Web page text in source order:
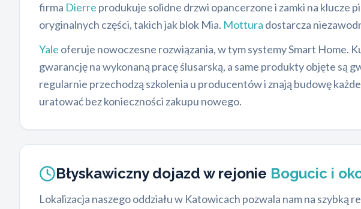
firma Dierre produkuje solidne drzwi opancerzone i zamki na klucze
oryginalnych części, takich jak blok Mia. Mottura dostarcza
Yale oferuje nowoczesne rozwiązania, w tym systemy Smart Home.
gwarancję na wykonaną pracę ślusarską, a same produkty objęte są
regularnie przechodzą szkolenia u producentów i znają budowę
uratować bez konieczności zakupu nowego.
Błyskawiczny dojazd w rejonie Bogucic i
Lokalizacja naszego oddziału w Katowicach pozwala nam na szybką